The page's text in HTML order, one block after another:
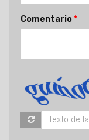
Comentario